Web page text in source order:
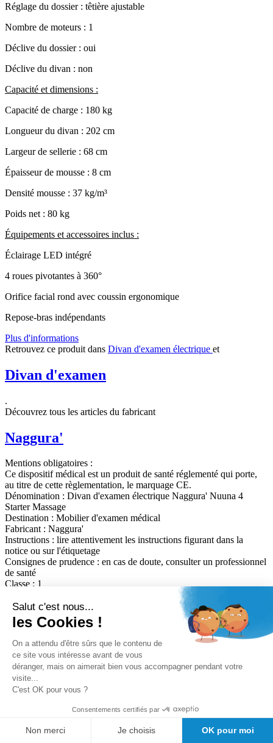
Réglage du dossier : têtière ajustable
Nombre de moteurs : 1
Déclive du dossier : oui
Déclive du divan : non
Capacité et dimensions :
Capacité de charge : 180 kg
Longueur du divan : 202 cm
Largeur de sellerie : 68 cm
Épaisseur de mousse : 8 cm
Densité mousse : 37 kg/m³
Poids net : 80 kg
Équipements et accessoires inclus :
Éclairage LED intégré
4 roues pivotantes à 360°
Orifice facial rond avec coussin ergonomique
Repose-bras indépendants
Plus d'informations
Retrouvez ce produit dans Divan d'examen électrique et
Divan d'examen
.
Découvrez tous les articles du fabricant
Naggura'
Mentions obligatoires :
Ce dispositif médical est un produit de santé réglementé qui porte,
au titre de cette règlementation, le marquage CE.
Dénomination : Divan d'examen électrique Naggura' Nuuna 4
Starter Massage
Destination : Mobilier d'examen médical
Fabricant : Naggura'
Instructions : lire attentivement les instructions figurant dans la
notice ou sur l'étiquetage
Consignes de prudence : en cas de doute, consulter un professionnel
de santé
Classe : 1
26/06/2026
Nous avons trouvé d'autres produits que vous pourriez aimer !
Nos avantages clients
Conseil avant vente
milliers de références de marque au meilleur prix.
Satisfaction client Girodmedical
Salut c'est nous...
les Cookies !
On a attendu d'être sûrs que le contenu de
ce site vous intéresse avant de vous
déranger, mais on aimerait bien vous accompagner pendant votre
visite...
C'est OK pour vous ?
Consentements certifiés par
Non merci Je choisis OK pour moi